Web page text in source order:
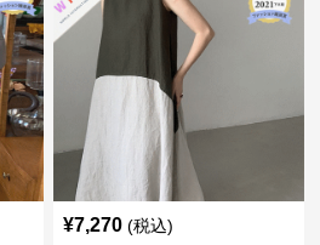
¥7,270 (税込)